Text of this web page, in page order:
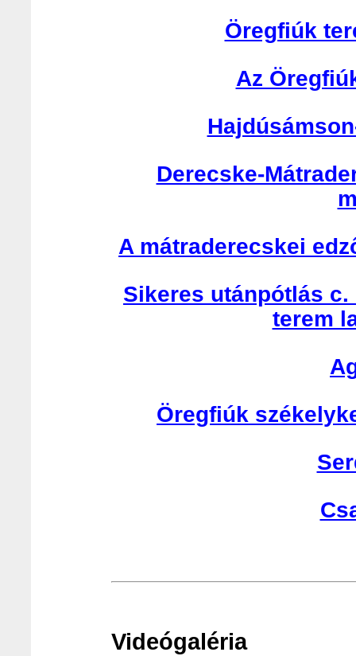
Öregfiúk
Az
Derecske-
A mátraderecskei
Sikeres utánpótlás c.
terem
Öregfiúk
Videógaléria